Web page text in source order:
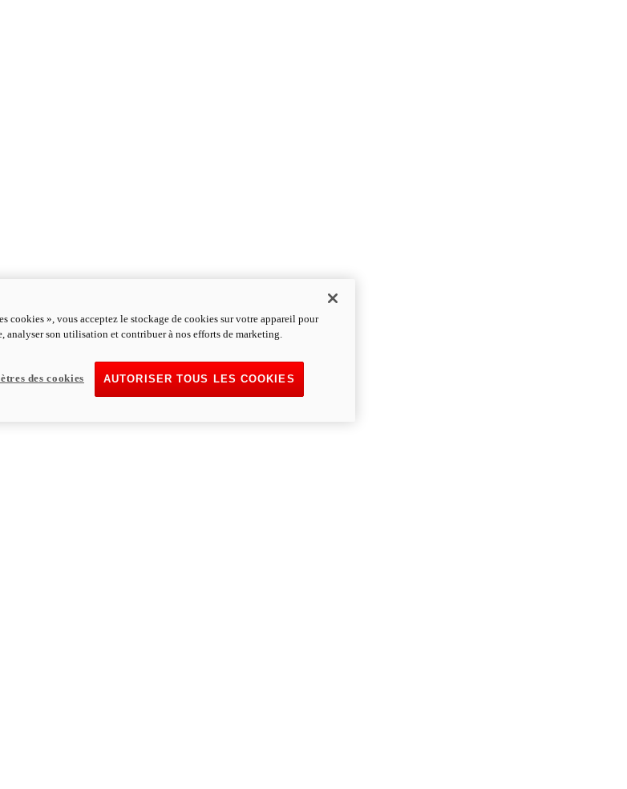
cookies », vous acceptez le stockage de cookies sur votre appareil pour
analyser son utilisation et contribuer à nos efforts de marketing.
AUTORISER TOUS LES COOKIES
des cookies